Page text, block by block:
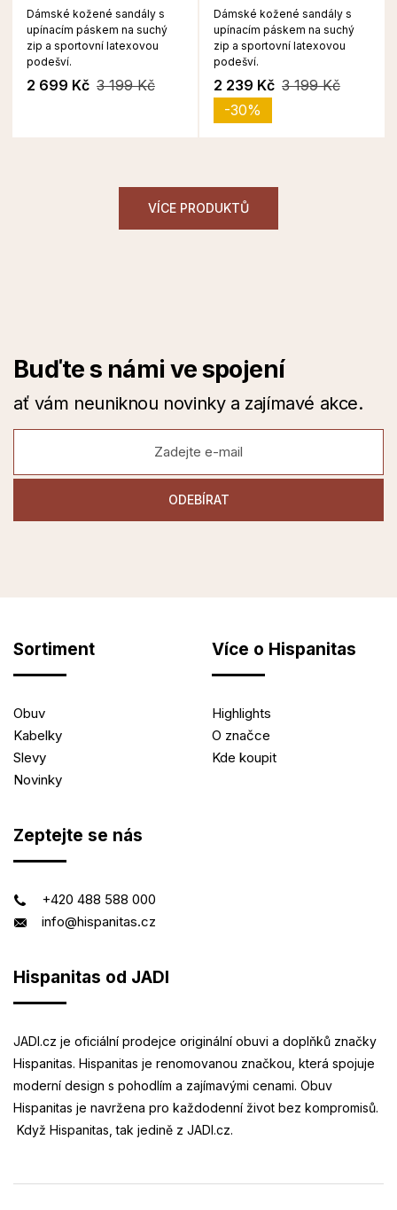
Dámské kožené sandály s
upínacím páskem na suchý
zip a sportovní latexovou
podešví.
2 699 Kč 3 199 Kč
Dámské kožené sandály s
upínacím páskem na suchý
zip a sportovní latexovou
podešví.
2 239 Kč 3 199 Kč
-30%
VÍCE PRODUKTŮ
Buďte s námi ve spojení
ať vám neuniknou novinky a zajímavé akce.
Sortiment
Obuv
Kabelky
Slevy
Novinky
Více o Hispanitas
Highlights
O značce
Kde koupit
Zeptejte se nás
+420 488 588 000
info@hispanitas.cz
Hispanitas od JADI
JADI.cz je oficiální prodejce originální obuvi a doplňků značky
Hispanitas. Hispanitas je renomovanou značkou, která spojuje
moderní design s pohodlím a zajímavými cenami. Obuv
Hispanitas je navržena pro každodenní život bez kompromisů.
Když Hispanitas, tak jedině z JADI.cz.